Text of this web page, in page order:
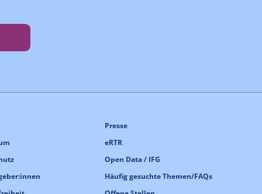
Presse
eRTR
Open Data / IFG
Häufig gesuchte Themen/FAQs